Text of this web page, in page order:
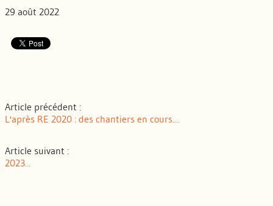
29 août 2022
Article précédent :
L'après RE 2020 : des chantiers en cours....
Article suivant :
2023...